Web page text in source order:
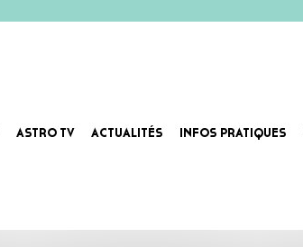
ASTRO TV ACTUALITÉS INFOS PRATIQUES